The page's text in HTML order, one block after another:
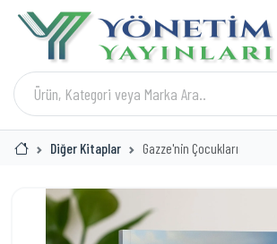
Diğer Kitaplar Gazze'nin Çocukları